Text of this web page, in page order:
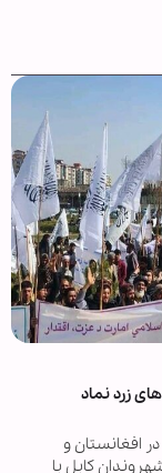
زرد نماد
افغانستان و
کابل با